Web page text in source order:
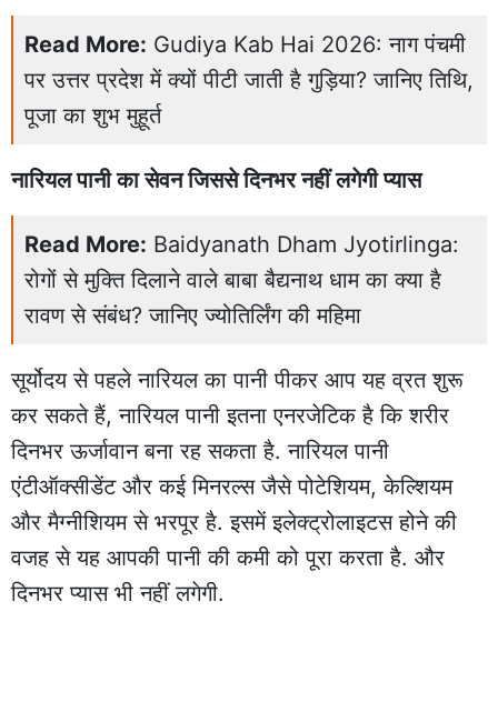
Read More: Gudiya Kab Hai 2026: नाग पंचमी
पर उत्तर प्रदेश में क्यों पीटी जाती है गुड़िया? जानिए तिथि,
पूजा का शुभ मुहूर्त
नारियल पानी का सेवन जिससे दिनभर नहीं लगेगी प्यास
Read More: Baidyanath Dham Jyotirlinga:
रोगों से मुक्ति दिलाने वाले बाबा बैद्यनाथ धाम का क्या है
रावण से संबंध? जानिए ज्योतिर्लिंग की महिमा
सूर्योदय से पहले नारियल का पानी पीकर आप यह व्रत शुरू
कर सकते हैं, नारियल पानी इतना एनरजेटिक है कि शरीर
दिनभर ऊर्जावान बना रह सकता है. नारियल पानी
एंटीऑक्सीडेंट और कई मिनरल्स जैसे पोटेशियम, केल्शियम
और मैग्नीशियम से भरपूर है. इसमें इलेक्ट्रोलाइटस होने की
वजह से यह आपकी पानी की कमी को पूरा करता है. और
दिनभर प्यास भी नहीं लगेगी.